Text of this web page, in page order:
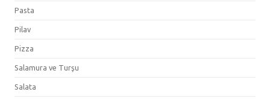
Pasta
Pilav
Pizza
Salamura ve Turşu
Salata